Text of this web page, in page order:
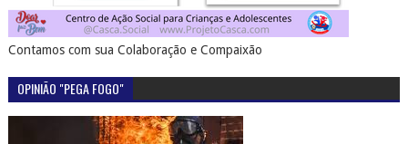
Contamos com sua Colaboração e Compaixão
OPINIÃO "PEGA FOGO"